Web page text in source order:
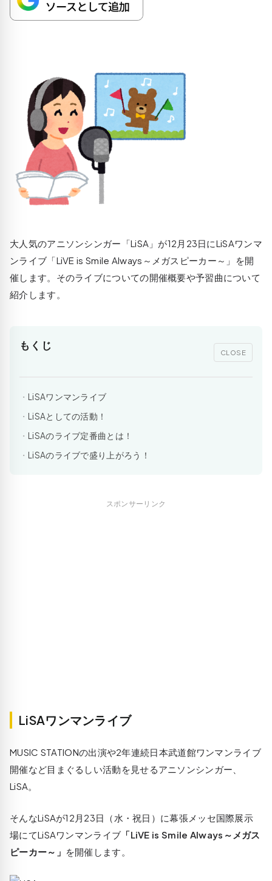
大人気のアニソンシンガー「LiSA」が12月23日にLiSAワンマ
ンライブ 「LiVE is Smile Always～メガスピーカー～」
を開
催します。そのライブについての開催概要や予習曲について
紹介します。
もくじ
CLOSE
LiSAワンマンライブ
LiSAとしての活動！
LiSAのライブ定番曲とは！
LiSAのライブで盛り上がろう！
スポンサーリンク
LiSAワンマンライブ
MUSIC STATIONの出演や2年連続日本武道館ワンマンライブ
開催など目まぐるしい活動を見せるアニソンシンガー、
LiSA。
そんなLiSAが12月23日（水・祝日）に幕張メッセ国際展示
場にてLiSAワンマンライブ 「LiVE is Smile Always～メガス
ピーカー～」 を開催します。